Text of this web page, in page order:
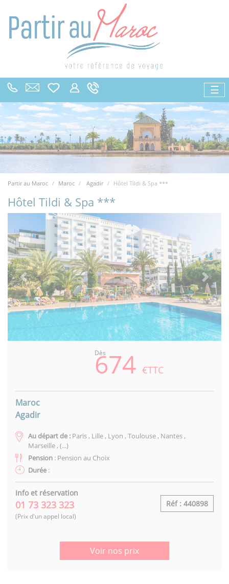
☰
Partir au Maroc Maroc Agadir Hôtel Tildi & Spa ***
Hôtel Tildi & Spa ***
Previous Next
Dès
674€TTC
Maroc
Agadir
Au départ de : Paris , Lille , Lyon , Toulouse , Nantes ,
Marseille , (...)
Pension : Pension au Choix
Durée :
Info et réservation
01 73 323 323
(Prix d'un appel local)
Réf : 440898
Voir nos prix